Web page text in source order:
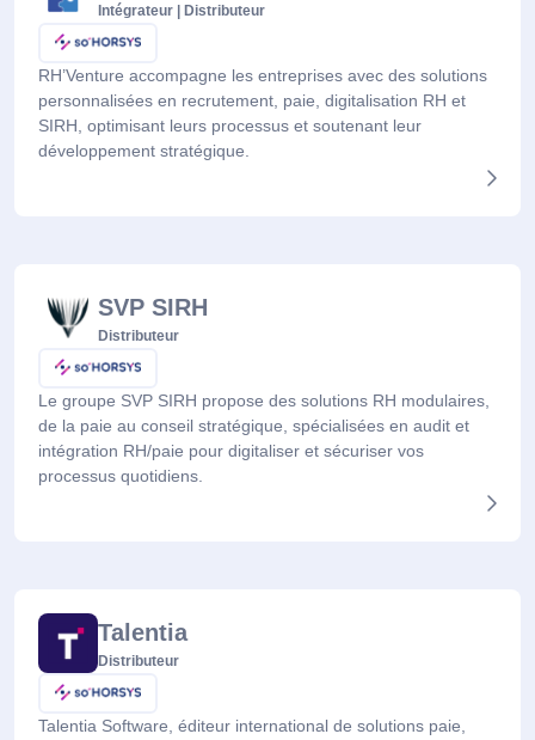
Intégrateur | Distributeur
RH’Venture accompagne les entreprises avec des solutions
personnalisées en recrutement, paie, digitalisation RH et
SIRH, optimisant leurs processus et soutenant leur
développement stratégique.
SVP SIRH
Distributeur
Le groupe SVP SIRH propose des solutions RH modulaires,
de la paie au conseil stratégique, spécialisées en audit et
intégration RH/paie pour digitaliser et sécuriser vos
processus quotidiens.
Talentia
Distributeur
Talentia Software, éditeur international de solutions paie,